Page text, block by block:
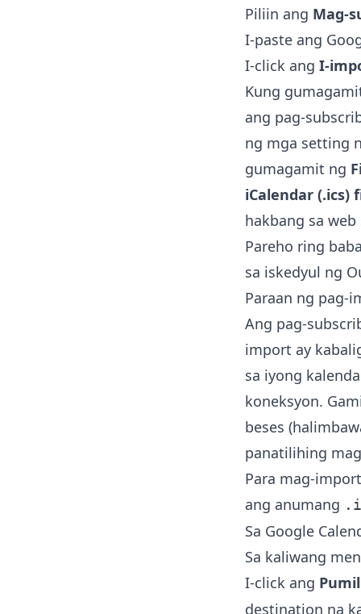
Piliin ang Mag-
I-paste ang
I-click ang I-
Kung
ang pag-
ng mga setting
gumagamit ng
iCalendar (.ics)
hakbang sa web
Pareho ring
sa iskedyul ng
Paraan ng pag-
Ang pag-
import ay
sa iyong
koneksyon.
beses
panatilihing
Para mag-
ang anumang
Sa Google
Sa kaliwang
I-click ang
destination na